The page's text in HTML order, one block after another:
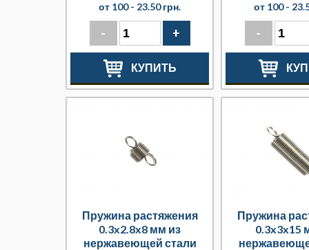
от 100 - 23.50 грн.
- +
КУПИТЬ
от 100 -
-
Пружина растяжения
0.3x2.8x8 мм из
нержавеющей стали
Пружина
0.3x3x15